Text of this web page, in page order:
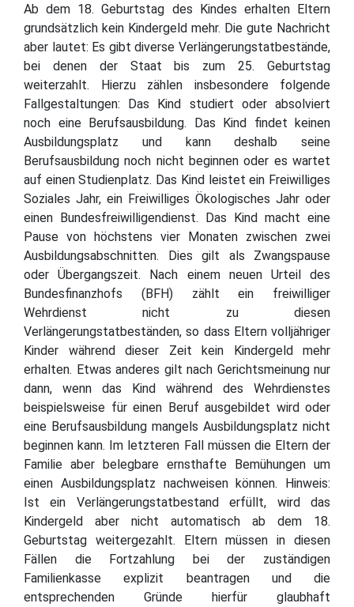
Ab dem 18. Geburtstag des Kindes erhalten Eltern
grundsätzlich kein Kindergeld mehr. Die gute Nachricht
aber lautet: Es gibt diverse Verlängerungstatbestände,
bei denen der Staat bis zum 25. Geburtstag
weiterzahlt. Hierzu zählen insbesondere folgende
Fallgestaltungen: Das Kind studiert oder absolviert
noch eine Berufsausbildung. Das Kind findet keinen
Ausbildungsplatz und kann deshalb seine
Berufsausbildung noch nicht beginnen oder es wartet
auf einen Studienplatz. Das Kind leistet ein Freiwilliges
Soziales Jahr, ein Freiwilliges Ökologisches Jahr oder
einen Bundesfreiwilligendienst. Das Kind macht eine
Pause von höchstens vier Monaten zwischen zwei
Ausbildungsabschnitten. Dies gilt als Zwangspause
oder Übergangszeit. Nach einem neuen Urteil des
Bundesfinanzhofs (BFH) zählt ein freiwilliger
Wehrdienst nicht zu diesen
Verlängerungstatbeständen, so dass Eltern volljähriger
Kinder während dieser Zeit kein Kindergeld mehr
erhalten. Etwas anderes gilt nach Gerichtsmeinung nur
dann, wenn das Kind während des Wehrdienstes
beispielsweise für einen Beruf ausgebildet wird oder
eine Berufsausbildung mangels Ausbildungsplatz nicht
beginnen kann. Im letzteren Fall müssen die Eltern der
Familie aber belegbare ernsthafte Bemühungen um
einen Ausbildungsplatz nachweisen können. Hinweis:
Ist ein Verlängerungstatbestand erfüllt, wird das
Kindergeld aber nicht automatisch ab dem 18.
Geburtstag weitergezahlt. Eltern müssen in diesen
Fällen die Fortzahlung bei der zuständigen
Familienkasse explizit beantragen und die
entsprechenden Gründe hierfür glaubhaft